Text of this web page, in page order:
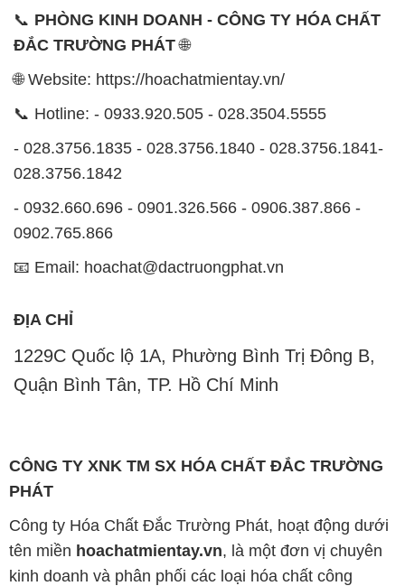
📞 PHÒNG KINH DOANH - CÔNG TY HÓA CHẤT
ĐẮC TRƯỜNG PHÁT🌐
🌐 Website: https://hoachatmientay.vn/
📞 Hotline: - 0933.920.505 - 028.3504.5555
- 028.3756.1835 - 028.3756.1840 - 028.3756.1841-
028.3756.1842
- 0932.660.696 - 0901.326.566 - 0906.387.866 -
0902.765.866
📧 Email: hoachat@dactruongphat.vn
ĐỊA CHỈ
1229C Quốc lộ 1A, Phường Bình Trị Đông B,
Quận Bình Tân, TP. Hồ Chí Minh
CÔNG TY XNK TM SX HÓA CHẤT ĐẮC TRƯỜNG
PHÁT
Công ty Hóa Chất Đắc Trường Phát, hoạt động dưới
tên miền hoachatmientay.vn, là một đơn vị chuyên
kinh doanh và phân phối các loại hóa chất công